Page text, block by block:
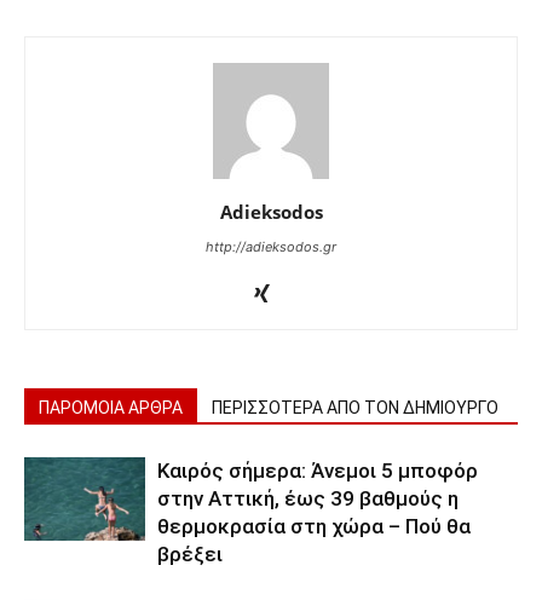
Adieksodos
http://adieksodos.gr
ΠΑΡΟΜΟΙΑ ΑΡΘΡΑ ΠΕΡΙΣΣΟΤΕΡΑ ΑΠΟ ΤΟΝ ΔΗΜΙΟΥΡΓΟ
Καιρός σήμερα: Άνεμοι 5 μποφόρ
στην Αττική, έως 39 βαθμούς η
θερμοκρασία στη χώρα – Πού θα
βρέξει